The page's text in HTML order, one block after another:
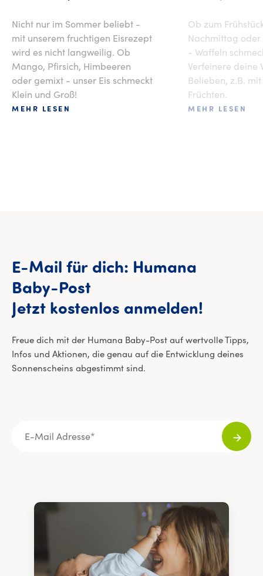
Nicht nur im Sommer beliebt -
mit unserem fruchtigen Eisrezept
wird es nicht langweilig. Ob
Mango, Pfirsich, Himbeeren
oder gemixt - unser Eis schmeckt
Klein und Groß!
MEHR LESEN
Ob zum
Nachmittag
- Waffeln
Verfeinere deine
Belieben, z.B.
Früchten.
MEHR LESEN
E-Mail für dich: Humana
Baby-Post
Jetzt kostenlos anmelden!
Freue dich mit der Humana Baby-Post auf wertvolle Tipps,
Infos und Aktionen, die genau auf die Entwicklung deines
Sonnenscheins abgestimmt sind.